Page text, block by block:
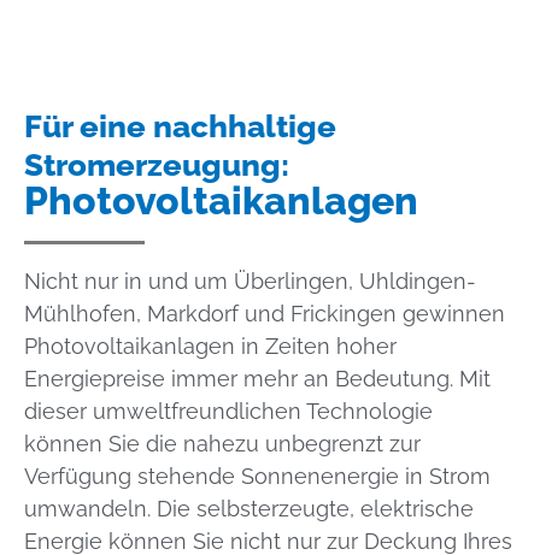
Für eine nachhaltige
Stromerzeugung:
Photovoltaikanlagen
Nicht nur in und um Überlingen, Uhldingen-
Mühlhofen, Markdorf und Frickingen gewinnen
Photovoltaikanlagen in Zeiten hoher
Energiepreise immer mehr an Bedeutung. Mit
dieser umweltfreundlichen Technologie
können Sie die nahezu unbegrenzt zur
Verfügung stehende Sonnenenergie in Strom
umwandeln. Die selbsterzeugte, elektrische
Energie können Sie nicht nur zur Deckung Ihres